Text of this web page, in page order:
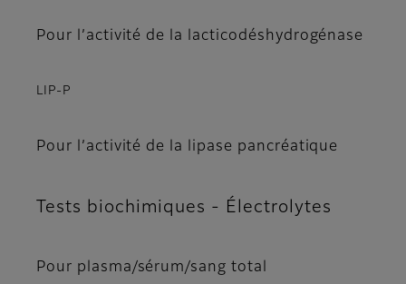
Pour l’activité de la lacticodéshydrogénase
LIP-P
Pour l’activité de la lipase pancréatique
Tests biochimiques - Électrolytes
Pour plasma/sérum/sang total